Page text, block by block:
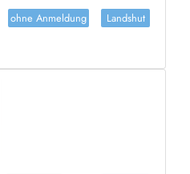
ohne Anmeldung Landshut